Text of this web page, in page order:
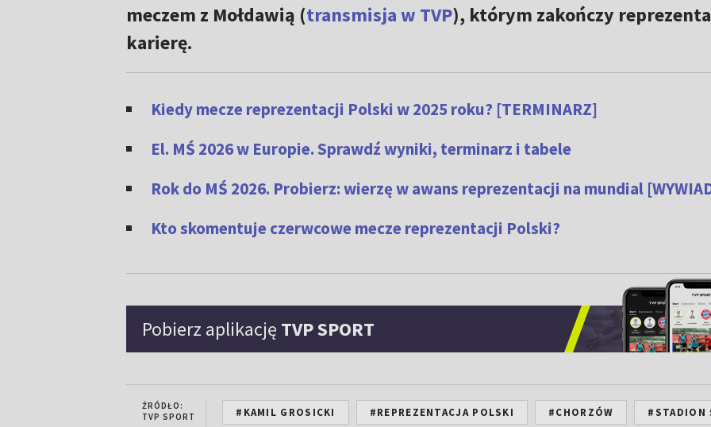
meczem z Mołdawią (transmisja w TVP), którym zakończy
karierę.
Kiedy mecze reprezentacji Polski w 2025 roku? [TERMINARZ]
El. MŚ 2026 w Europie. Sprawdź wyniki, terminarz i tabele
Rok do MŚ 2026. Probierz: wierzę w awans reprezentacji na mundial
Kto skomentuje czerwcowe mecze reprezentacji Polski?
Pobierz aplikację TVP SPORT
ŹRÓDŁO:
TVP SPORT
#KAMIL GROSICKI #REPREZENTACJA POLSKI #CHORZÓW #STADION